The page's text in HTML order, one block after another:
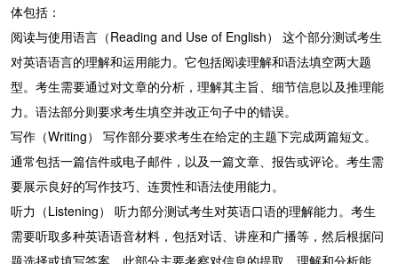
体包括：
阅读与使用语言（Reading and Use of English） 这个部分测试考生
对英语语言的理解和运用能力。它包括阅读理解和语法填空两大题
型。考生需要通过对文章的分析，理解其主旨、细节信息以及推理能
力。语法部分则要求考生填空并改正句子中的错误。
写作（Writing） 写作部分要求考生在给定的主题下完成两篇短文。
通常包括一篇信件或电子邮件，以及一篇文章、报告或评论。考生需
要展示良好的写作技巧、连贯性和语法使用能力。
听力（Listening） 听力部分测试考生对英语口语的理解能力。考生
需要听取多种英语语音材料，包括对话、讲座和广播等，然后根据问